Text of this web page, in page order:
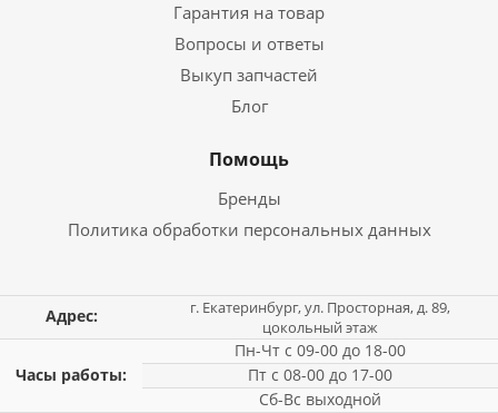
Гарантия на товар
Вопросы и ответы
Выкуп запчастей
Блог
Помощь
Бренды
Политика обработки персональных данных
Адрес:
г. Екатеринбург, ул. Просторная, д. 89,
цокольный этаж
Часы работы:
Пн-Чт с 09-00 до 18-00
Пт с 08-00 до 17-00
Сб-Вс выходной